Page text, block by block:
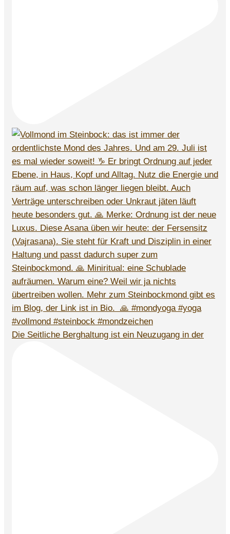
Die Seitliche Berghaltung ist ein Neuzugang in der